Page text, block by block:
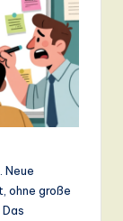
Neue
ohne große